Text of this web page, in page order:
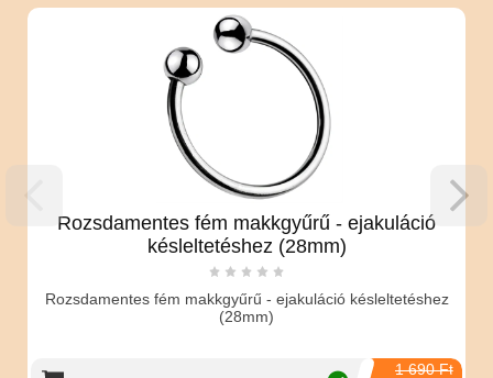
Rozsdamentes fém makkgyűrű - ejakuláció
késleltetéshez (28mm)
Rozsdamentes fém makkgyűrű - ejakuláció késleltetéshez
(28mm)
1 690 Ft